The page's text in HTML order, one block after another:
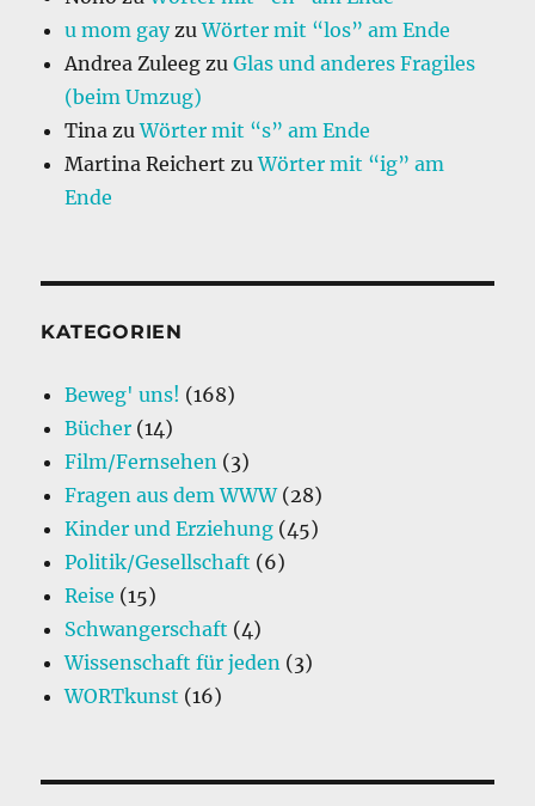
u mom gayzuWörter mit “los” am Ende
Andrea Zuleeg zuGlas und anderes Fragiles
(beim Umzug)
Tina zuWörter mit “s” am Ende
Martina Reichert zuWörter mit “ig” am
Ende
KATEGORIEN
Beweg' uns! (168)
Bücher (14)
Film/Fernsehen (3)
Fragen aus dem WWW(28)
Kinder und Erziehung (45)
Politik/Gesellschaft (6)
Reise (15)
Schwangerschaft (4)
Wissenschaft für jeden (3)
WORTkunst (16)